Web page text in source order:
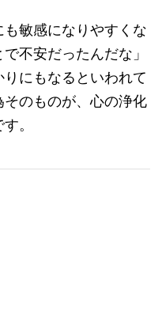
敏感になりやすくな
不安だったんだな」
にもなるといわれて
のものが、心の浄化
。